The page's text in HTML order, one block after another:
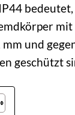
und
geschützt